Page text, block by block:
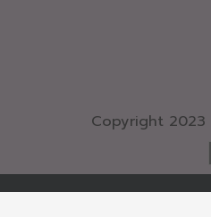
Copyright 2023